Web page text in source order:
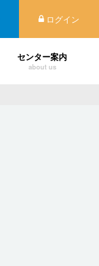
ログイン
センター案内
about us